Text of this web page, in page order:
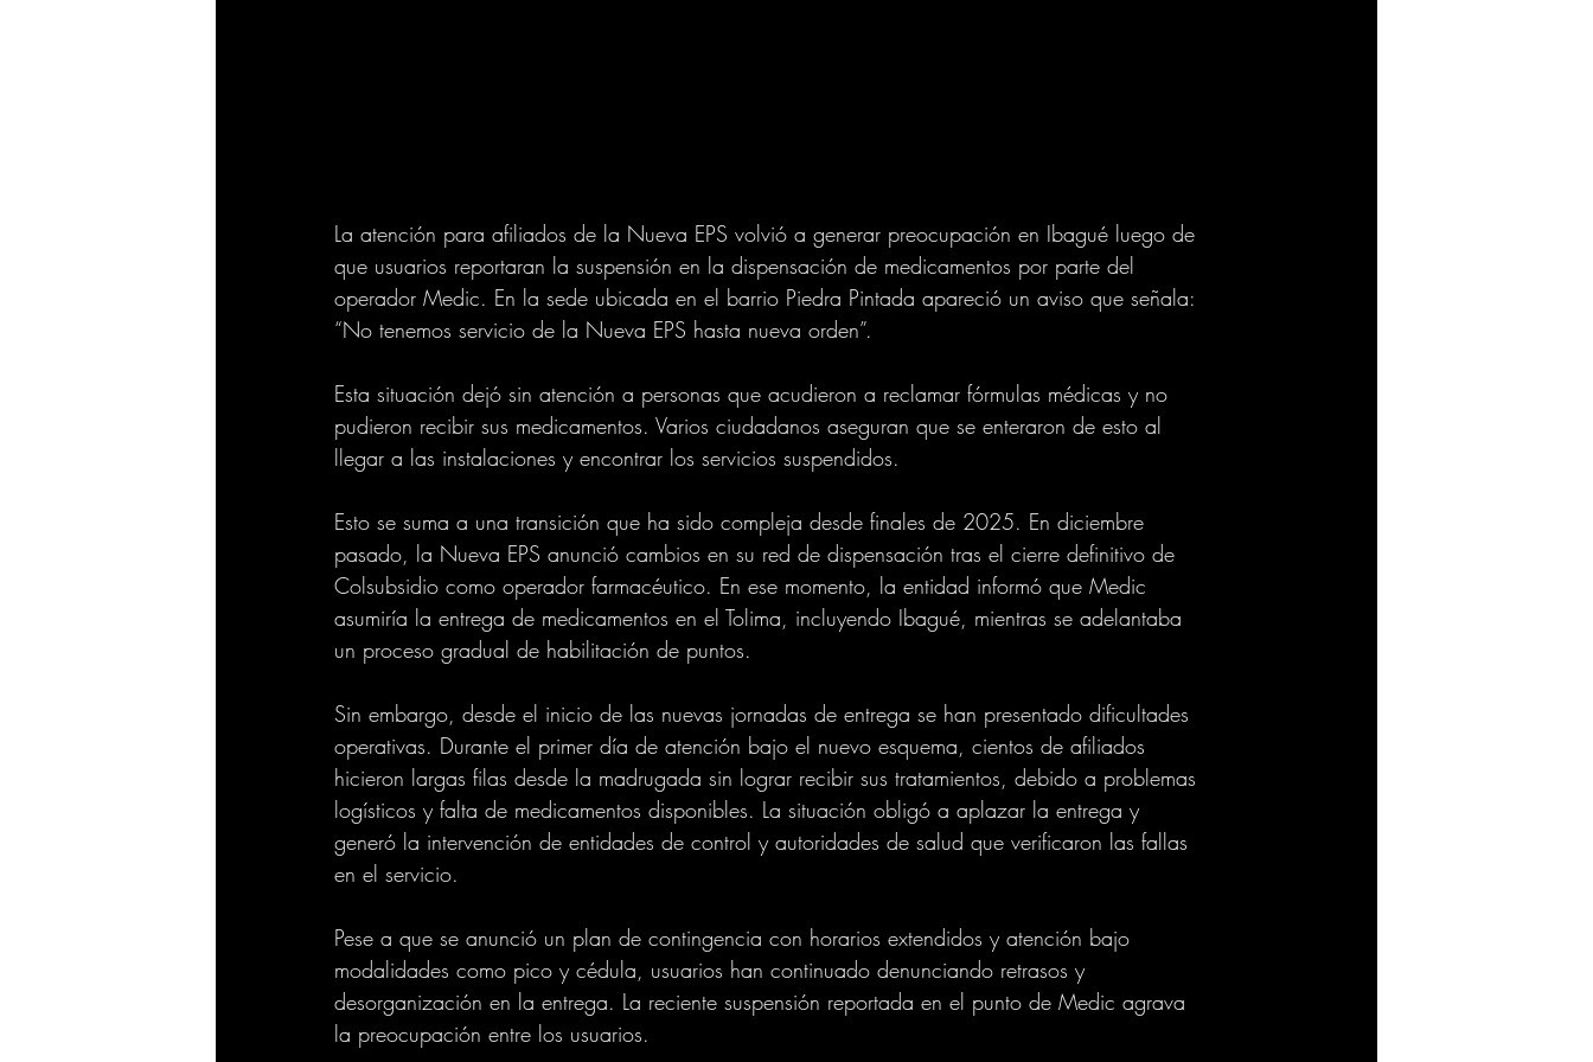
La atención para afiliados de la Nueva EPS volvió a generar preocupación en Ibagué luego de
que usuarios reportaran la suspensión en la dispensación de medicamentos por parte del
operador Medic. En la sede ubicada en el barrio Piedra Pintada apareció un aviso que señala:
“No tenemos servicio de la Nueva EPS hasta nueva orden”.
Esta situación dejó sin atención a personas que acudieron a reclamar fórmulas médicas y no
pudieron recibir sus medicamentos. Varios ciudadanos aseguran que se enteraron de esto al
llegar a las instalaciones y encontrar los servicios suspendidos.
Esto se suma a una transición que ha sido compleja desde finales de 2025. En diciembre
pasado, la Nueva EPS anunció cambios en su red de dispensación tras el cierre definitivo de
Colsubsidio como operador farmacéutico. En ese momento, la entidad informó que Medic
asumiría la entrega de medicamentos en el Tolima, incluyendo Ibagué, mientras se adelantaba
un proceso gradual de habilitación de puntos.
Sin embargo, desde el inicio de las nuevas jornadas de entrega se han presentado dificultades
operativas. Durante el primer día de atención bajo el nuevo esquema, cientos de afiliados
hicieron largas filas desde la madrugada sin lograr recibir sus tratamientos, debido a problemas
logísticos y falta de medicamentos disponibles. La situación obligó a aplazar la entrega y
generó la intervención de entidades de control y autoridades de salud que verificaron las fallas
en el servicio.
Pese a que se anunció un plan de contingencia con horarios extendidos y atención bajo
modalidades como pico y cédula, usuarios han continuado denunciando retrasos y
desorganización en la entrega. La reciente suspensión reportada en el punto de Medic agrava
la preocupación entre los usuarios.